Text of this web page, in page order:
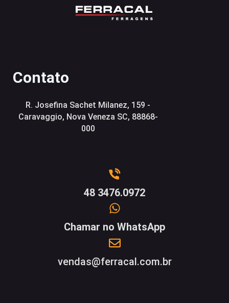
Contato
R. Josefina Sachet Milanez, 159 -
Caravaggio, Nova Veneza SC, 88868-
000
48 3476.0972
Chamar no WhatsApp
vendas@ferracal.com.br